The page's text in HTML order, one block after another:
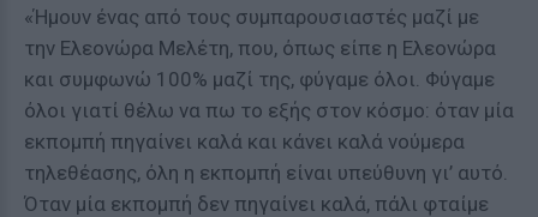
«Ήμουν ένας από τους συμπαρουσιαστές μαζί με
την Ελεονώρα Μελέτη, που, όπως είπε η Ελεονώρα
και συμφωνώ 100% μαζί της, φύγαμε όλοι. Φύγαμε
όλοι γιατί θέλω να πω το εξής στον κόσμο: όταν μία
εκπομπή πηγαίνει καλά και κάνει καλά νούμερα
τηλεθέασης, όλη η εκπομπή είναι υπεύθυνη γι’ αυτό.
Όταν μία εκπομπή δεν πηγαίνει καλά, πάλι φταίμε